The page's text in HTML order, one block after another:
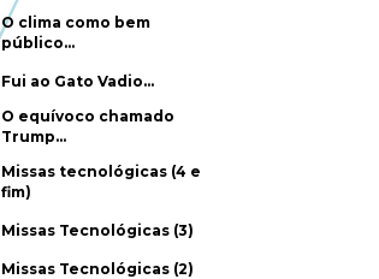
O clima como bem
público…
Fui ao Gato Vadio…
O equívoco chamado
Trump…
Missas tecnológicas (4 e
fim)
Missas Tecnológicas (3)
Missas Tecnológicas (2)